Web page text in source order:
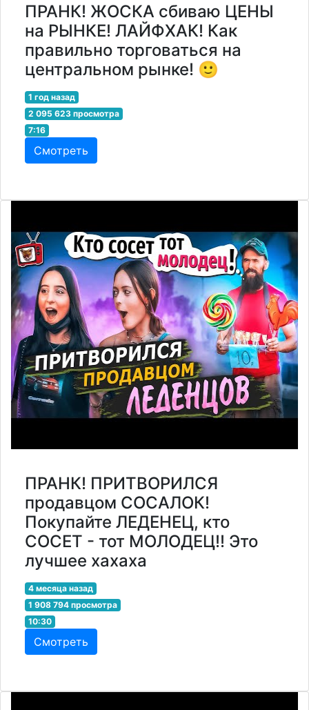
ПРАНК! ЖОСКА сбиваю ЦЕНЫ
на РЫНКЕ! ЛАЙФХАК! Как
правильно торговаться на
центральном рынке! 🙂
1 год назад
2 095 623 просмотра
7:16
Смотреть
ПРАНК! ПРИТВОРИЛСЯ
продавцом СОСАЛОК!
Покупайте ЛЕДЕНЕЦ, кто
СОСЕТ - тот МОЛОДЕЦ!! Это
лучшее хахаха
4 месяца назад
1 908 794 просмотра
10:30
Смотреть